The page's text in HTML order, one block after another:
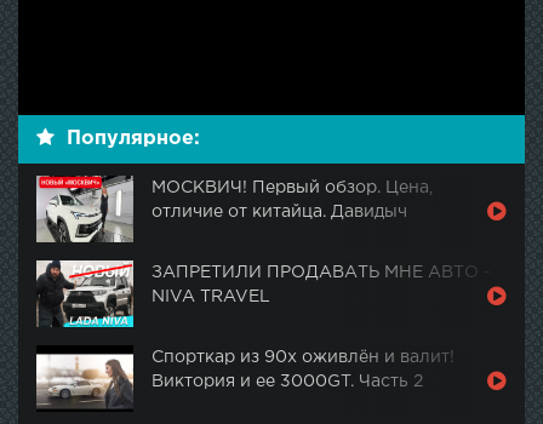
Популярное:
МОСКВИЧ! Первый обзор. Цена,
отличие от китайца. Давидыч
ЗАПРЕТИЛИ ПРОДАВАТЬ МНЕ АВТО -
NIVA TRAVEL
Спорткар из 90х оживлён и валит!
Виктория и ее 3000GT. Часть 2